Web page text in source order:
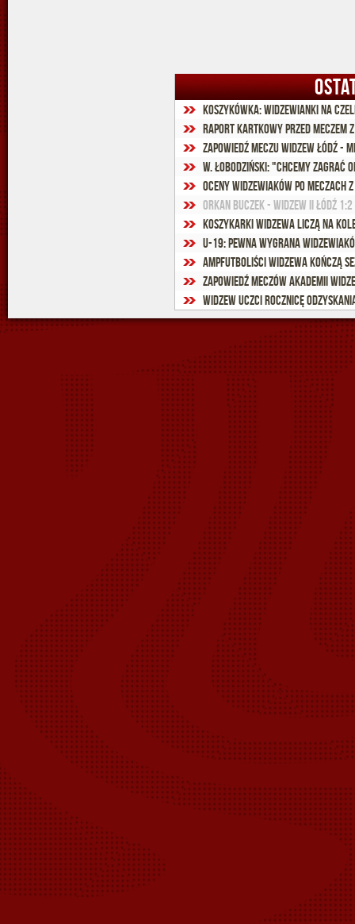
Koszykówka: Widzewianki na
Raport kartkowy przed meczem z
Zapowiedź meczu Widzew Łódź -
W. Łobodziński: "Chcemy zagrać
Oceny widzewiaków po meczach z
Orkan Buczek - Widzew II Łódź
Koszykarki Widzewa liczą na
U-19: Pewna wygrana
Ampfutboliści Widzewa kończą
Zapowiedź meczów Akademii
Widzew uczci rocznicę